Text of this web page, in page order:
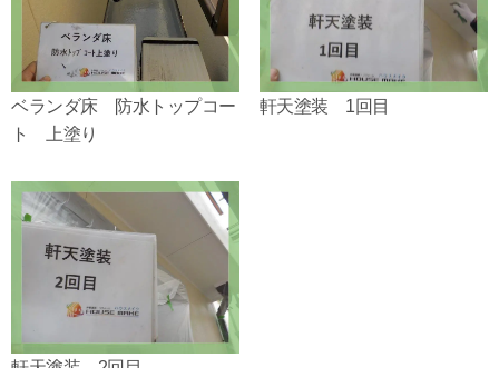
ベランダ床 防水トップコー
ト 上塗り
軒天塗装 1回目